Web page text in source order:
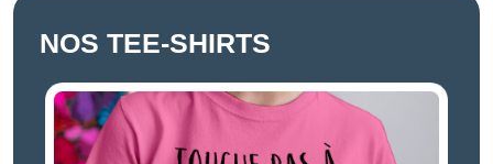
NOS TEE-SHIRTS